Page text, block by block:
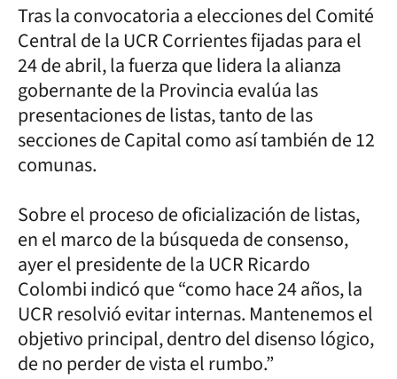
Tras la convocatoria a elecciones del Comité
Central de la UCR Corrientes fijadas para el
24 de abril, la fuerza que lidera la alianza
gobernante de la Provincia evalúa las
presentaciones de listas, tanto de las
secciones de Capital como así también de 12
comunas.
Sobre el proceso de oficialización de listas,
en el marco de la búsqueda de consenso,
ayer el presidente de la UCR Ricardo
Colombi indicó que “como hace 24 años, la
UCR resolvió evitar internas. Mantenemos el
objetivo principal, dentro del disenso lógico,
de no perder de vista el rumbo.”